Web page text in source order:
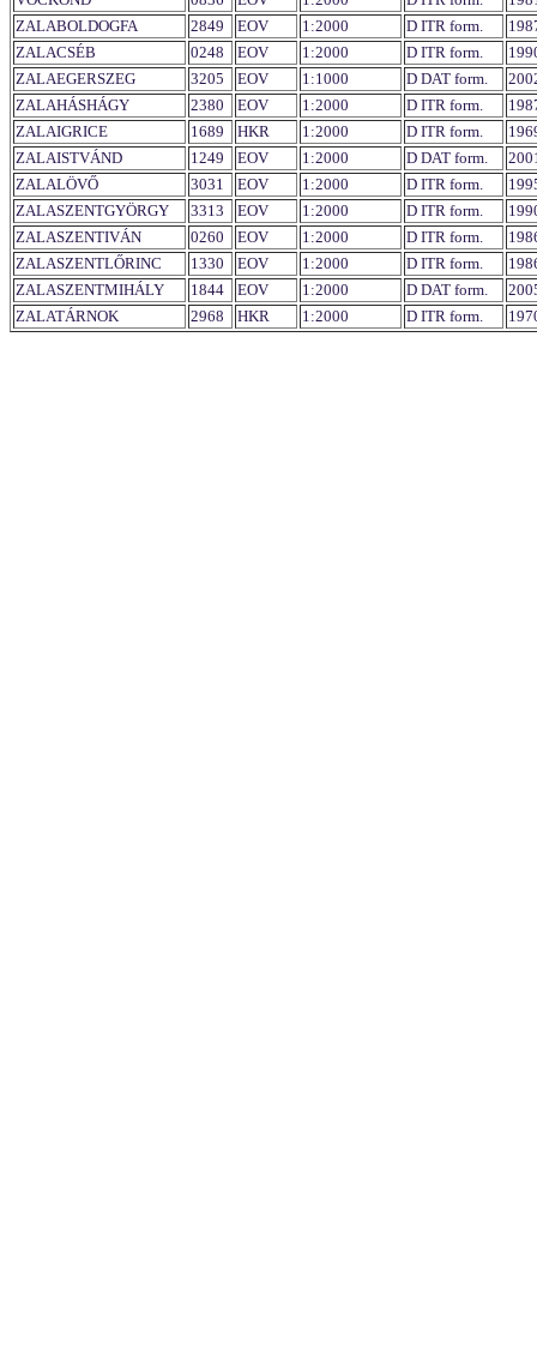
ZALABOLDOGFA
2849 EOV 1:2000 D ITR form.
ZALACSÉB
0248 EOV 1:2000 D ITR form.
ZALAEGERSZEG
3205 EOV 1:1000 D DAT form.
ZALAHÁSHÁGY
2380 EOV 1:2000 D ITR form.
ZALAIGRICE
1689 HKR 1:2000 D ITR form.
ZALAISTVÁND
1249 EOV 1:2000 D DAT form.
ZALALÖVŐ
3031 EOV 1:2000 D ITR form.
ZALASZENTGYÖRGY
3313 EOV 1:2000 D ITR form.
ZALASZENTIVÁN
0260 EOV 1:2000 D ITR form.
ZALASZENTLŐRINC
1330 EOV 1:2000 D ITR form.
ZALASZENTMIHÁLY
1844 EOV 1:2000 D DAT form.
ZALATÁRNOK
2968 HKR 1:2000 D ITR form.